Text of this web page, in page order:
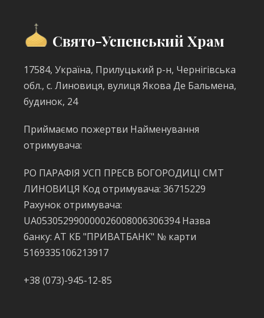
Свято-Успенський Храм
17584, Україна, Прилуцький р-н, Чернігівська
обл., с. Линовиця, вулиця Якова Де Бальмена,
будинок, 24
Приймаємо пожертви Найменування
отримувача:
РО ПАРАФІЯ УСП ПРЕСВ БОГОРОДИЦІ СМТ
ЛИНОВИЦЯ Код отримувача: 36715229
Рахунок отримувача:
UA053052990000026008006306394 Назва
банку: АТ КБ "ПРИВАТБАНК" № карти
5169335106213917
+38 (073)-945-12-85